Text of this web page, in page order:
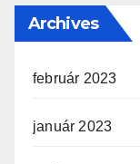
Archives
február 2023
január 2023